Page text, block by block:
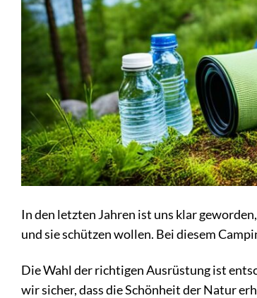
In den letzten Jahren ist uns klar
und sie schützen wollen. Bei diesem
Die Wahl der richtigen Ausrüstung ist
wir sicher, dass die Schönheit der Natur